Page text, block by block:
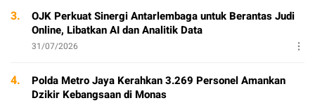
3.
OJK Perkuat Sinergi Antarlembaga untuk Berantas Judi
Online, Libatkan AI dan Analitik Data
31/07/2026
4.
Polda Metro Jaya Kerahkan 3.269 Personel Amankan
Dzikir Kebangsaan di Monas